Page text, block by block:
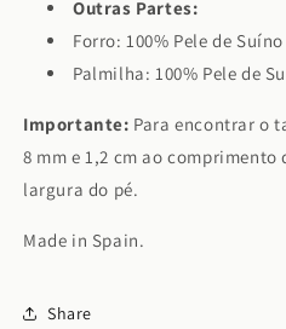
Outras Partes:
Forro: 100% Pele de Suíno
Palmilha: 100% Pele de
Importante: Para encontrar o
8 mm e 1,2 cm ao comprimento
largura do pé.
Made in Spain.
Share